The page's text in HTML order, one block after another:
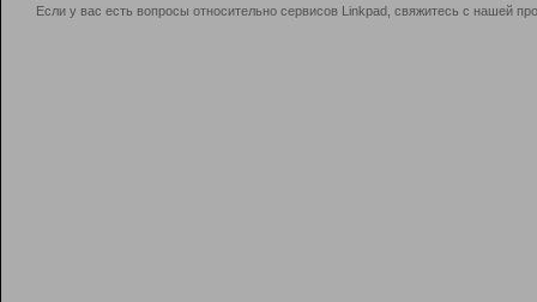
Если у вас есть вопросы относительно сервисов Linkpad, свяжитесь с нашей